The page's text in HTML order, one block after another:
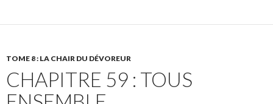
TOME 8 : LA CHAIR DU DÉVOREUR
CHAPITRE 59 : TOUS